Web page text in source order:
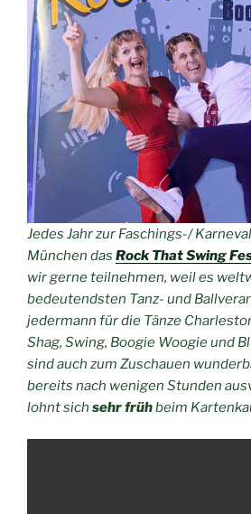
Jedes Jahr zur Faschings-/
München das Rock That Swing
wir gerne teilnehmen, weil es
bedeutendsten Tanz- und
jedermann für die Tänze
Shag, Swing, Boogie Woogie und
sind auch zum Zuschauen
bereits nach wenigen Stunden
lohnt sich sehr frühbeim